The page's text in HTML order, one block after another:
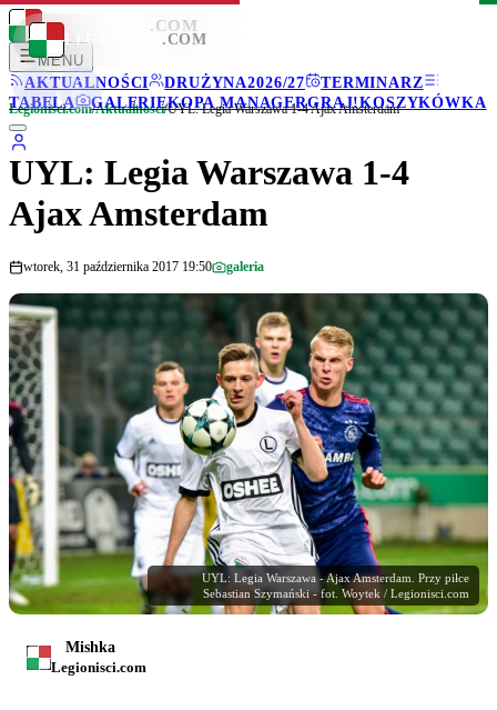
LEGIONISCI .COM
MENU
AKTUALNOŚCI
DRUŻYNA2026/27
TERMINARZ
TABELA
GALERIEKOPA MANAGERGRAJ!KOSZYKÓWKA
LEGIONISCI .COM
Legionisci.com/Aktualności/UYL: Legia Warszawa 1-4 Ajax Amsterdam
UYL: Legia Warszawa 1-4
Ajax Amsterdam
wtorek, 31 października 2017 19:50 galeria
UYL: Legia Warszawa - Ajax Amsterdam. Przy piłce
Sebastian Szymański - fot. Woytek / Legionisci.com
Mishka
Legionisci.com